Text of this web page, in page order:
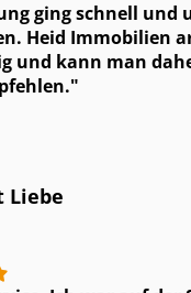
ging schnell und
Heid Immobilien
und kann man
Liebe